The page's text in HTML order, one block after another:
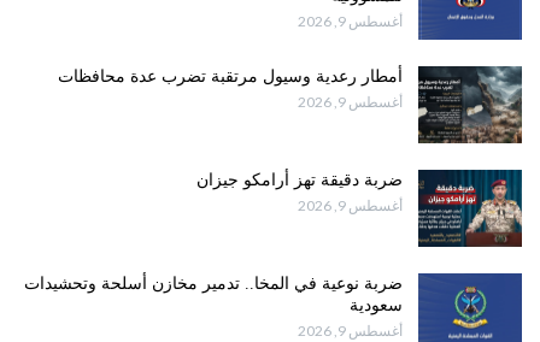
أغسطس 9, 2026
أمطار رعدية وسيول مرتقبة تضرب عدة محافظات
أغسطس 9, 2026
ضربة دقيقة تهز أرامكو جيزان
أغسطس 9, 2026
ضربة نوعية في المخا.. تدمير مخازن أسلحة وتحشيدات
سعودية
أغسطس 9, 2026